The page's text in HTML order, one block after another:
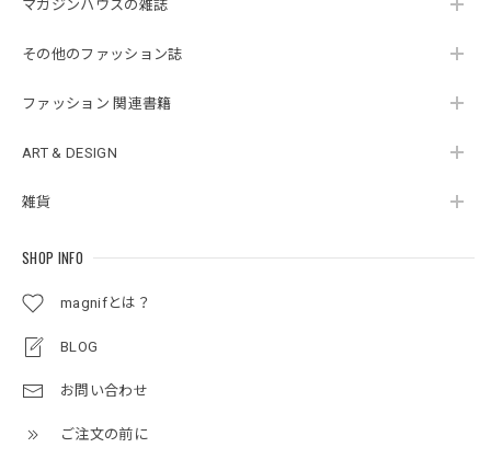
マガジンハウスの雑誌
その他のファッション誌
ファッション 関連書籍
ART & DESIGN
雑貨
SHOP INFO
magnifとは？
BLOG
お問い合わせ
ご注文の前に